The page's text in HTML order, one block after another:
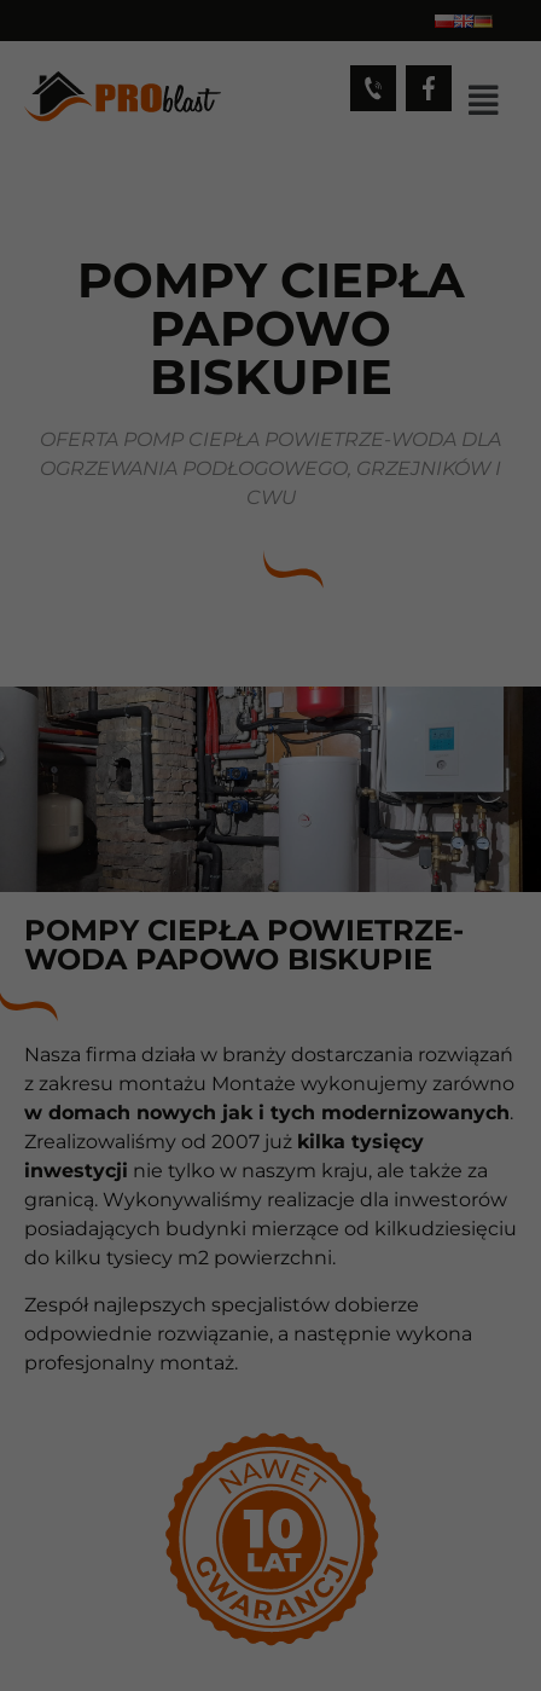
POMPY CIEPŁA
PAPOWO
BISKUPIE
OFERTA POMP CIEPŁA POWIETRZE-WODA DLA
OGRZEWANIA PODŁOGOWEGO, GRZEJNIKÓW I
CWU
POMPY CIEPŁA POWIETRZE-
WODA PAPOWO BISKUPIE
Nasza firma działa w branży dostarczania rozwiązań
z zakresu montażu Montaże wykonujemy zarówno
w domach nowych jak i tych modernizowanych.
Zrealizowaliśmy od 2007 już kilka tysięcy
inwestycji nie tylko w naszym kraju, ale także za
granicą. Wykonywaliśmy realizacje dla inwestorów
posiadających budynki mierzące od kilkudziesięciu
do kilku tysiecy m2 powierzchni.
Zespół najlepszych specjalistów dobierze
odpowiednie rozwiązanie, a następnie wykona
profesjonalny montaż.